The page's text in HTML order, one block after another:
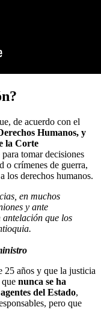
de acuerdo con el
Humanos, y
la Corte
tomar decisiones
o crímenes de guerra,
los derechos humanos.
en muchos
y ante
que los
25 años y que la justicia
nunca se ha
del Estado,
pero que